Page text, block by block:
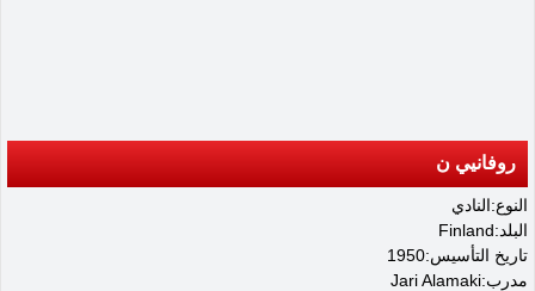
روفانيي ن
النوع:النادي
البلد:Finland
تاريخ التأسيس:1950
مدرب:Jari Alamaki